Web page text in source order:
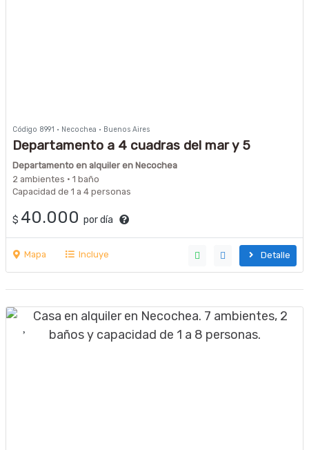
Código 8991 · Necochea · Buenos Aires
Departamento a 4 cuadras del mar y 5
peatonal con cochera.
Departamento en alquiler en Necochea
2 ambientes · 1 baño
Capacidad de 1 a 4 personas
$ 40.000 por día
Mapa Incluye Detalle